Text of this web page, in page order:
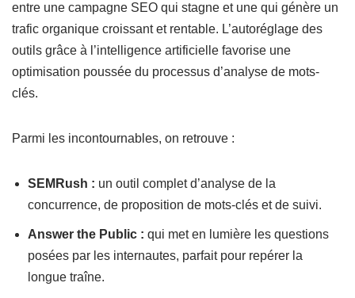
entre une campagne SEO qui stagne et une qui génère un
trafic organique croissant et rentable. L’autoréglage des
outils grâce à l’intelligence artificielle favorise une
optimisation poussée du processus d’analyse de mots-
clés.
Parmi les incontournables, on retrouve :
SEMRush : un outil complet d’analyse de la
concurrence, de proposition de mots-clés et de suivi.
Answer the Public : qui met en lumière les questions
posées par les internautes, parfait pour repérer la
longue traîne.